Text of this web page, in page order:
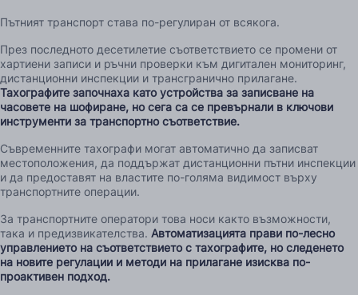
Пътният транспорт става по-регулиран от всякога.
През последното десетилетие съответствието се промени от
хартиени записи и ръчни проверки към дигитален мониторинг,
дистанционни инспекции и трансгранично прилагане.
Тахографите започнаха като устройства за записване на
часовете на шофиране, но сега са се превърнали в ключови
инструменти за транспортно съответствие.
Съвременните тахографи могат автоматично да записват
местоположения, да поддържат дистанционни пътни инспекции
и да предоставят на властите по-голяма видимост върху
транспортните операции.
За транспортните оператори това носи както възможности,
така и предизвикателства. Автоматизацията прави по-лесно
управлението на съответствието с тахографите, но следенето
на новите регулации и методи на прилагане изисква по-
проактивен подход.